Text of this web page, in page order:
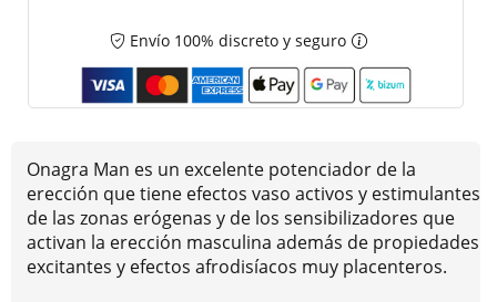
Envío 100% discreto y seguro
Onagra Man es un excelente potenciador de la
erección que tiene efectos vaso activos y estimulantes
de las zonas erógenas y de los sensibilizadores que
activan la erección masculina además de propiedades
excitantes y efectos afrodisíacos muy placenteros.